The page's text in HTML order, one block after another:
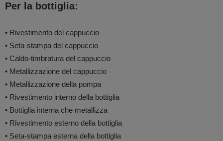
Per la bottiglia:
• Rivestimento del cappuccio
• Seta-stampa del cappuccio
• Caldo-timbratura del cappuccio
• Metallizzazione del cappuccio
• Metallizzazione della pompa
• Rivestimento interno della bottiglia
• Bottiglia interna che metallizza
• Rivestimento esterno della bottiglia
• Seta-stampa esterna della bottiglia